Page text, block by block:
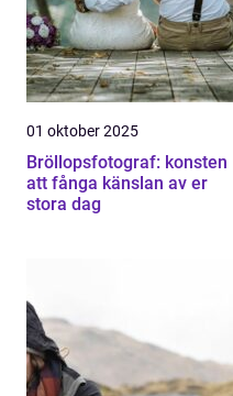
01 oktober 2025
Bröllopsfotograf: konsten
att fånga känslan av er
stora dag